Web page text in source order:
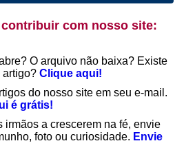
com nosso site:
O arquivo não baixa? Existe
artigo? Clique aqui!
do nosso site em seu e-mail.
é grátis!
irmãos a crescerem na fé, envie
foto ou curiosidade. Envie